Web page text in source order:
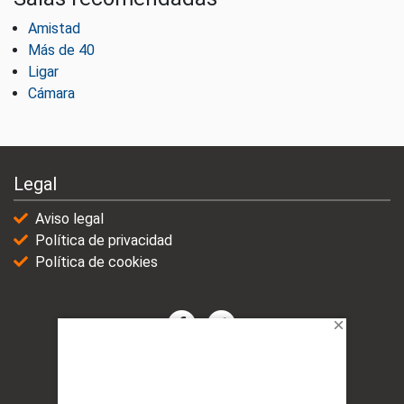
Amistad
Más de 40
Ligar
Cámara
Legal
Aviso legal
Política de privacidad
Política de cookies